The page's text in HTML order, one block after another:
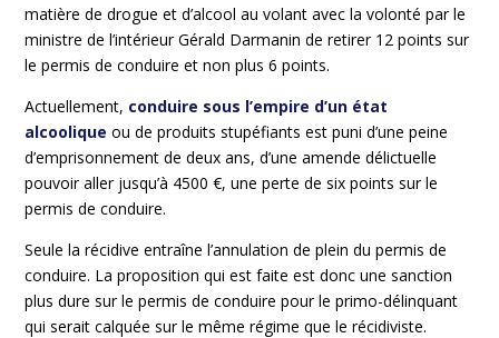
matière de drogue et d’alcool au volant avec la volonté par le
ministre de l’intérieur Gérald Darmanin de retirer 12 points sur
le permis de conduire et non plus 6 points.
Actuellement, conduire sous l’empire d’un état
alcoolique ou de produits stupéfiants est puni d’une peine
d’emprisonnement de deux ans, d’une amende délictuelle
pouvoir aller jusqu’à 4500 €, une perte de six points sur le
permis de conduire.
Seule la récidive entraîne l’annulation de plein du permis de
conduire. La proposition qui est faite est donc une sanction
plus dure sur le permis de conduire pour le primo-délinquant
qui serait calquée sur le même régime que le récidiviste.